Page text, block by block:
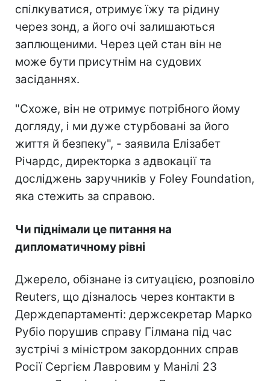
спілкуватися, отримує їжу та рідину
через зонд, а його очі залишаються
заплющеними. Через цей стан він не
може бути присутнім на судових
засіданнях.
"Схоже, він не отримує потрібного йому
догляду, і ми дуже стурбовані за його
життя й безпеку", - заявила Елізабет
Річардс, директорка з адвокації та
досліджень заручників у Foley Foundation,
яка стежить за справою.
Чи піднімали це питання на
дипломатичному рівні
Джерело, обізнане із ситуацією, розповіло
Reuters, що дізналось через контакти в
Держдепартаменті: держсекретар Марко
Рубіо порушив справу Гілмана під час
зустрічі з міністром закордонних справ
Росії Сергієм Лавровим у Манілі 23